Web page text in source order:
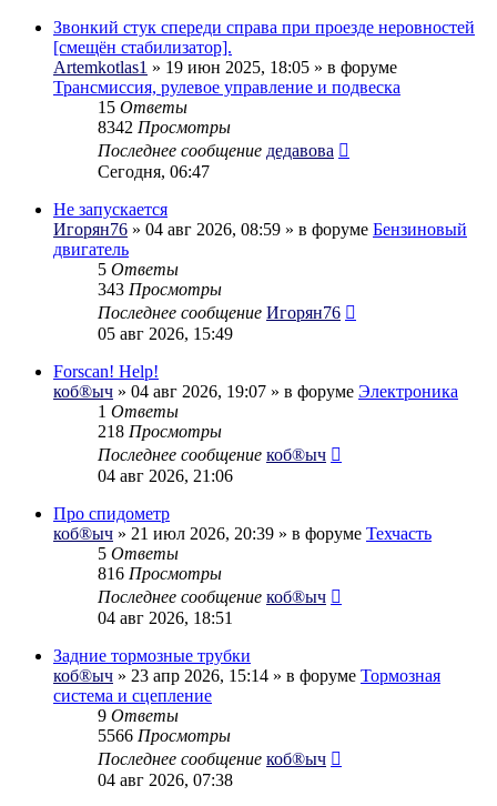
Звонкий стук спереди справа при проезде неровностей
[смещён стабилизатор].
Artemkotlas1 » 19 июн 2025, 18:05 » в форуме
Трансмиссия, рулевое управление и подвеска
15 Ответы
8342 Просмотры
Последнее сообщение дедавова
Сегодня, 06:47
Не запускается
Игорян76 » 04 авг 2026, 08:59 » в форуме Бензиновый
двигатель
5 Ответы
343 Просмотры
Последнее сообщение Игорян76
05 авг 2026, 15:49
Forscan! Help!
коб®ыч » 04 авг 2026, 19:07 » в форуме Электроника
1 Ответы
218 Просмотры
Последнее сообщение коб®ыч
04 авг 2026, 21:06
Про спидометр
коб®ыч » 21 июл 2026, 20:39 » в форуме Техчасть
5 Ответы
816 Просмотры
Последнее сообщение коб®ыч
04 авг 2026, 18:51
Задние тормозные трубки
коб®ыч » 23 апр 2026, 15:14 » в форуме Тормозная
система и сцепление
9 Ответы
5566 Просмотры
Последнее сообщение коб®ыч
04 авг 2026, 07:38